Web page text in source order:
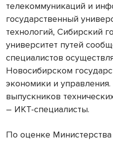
телекоммуникаций и
государственный
технологий, Сибирский
университет путей
специалистов
Новосибирском
экономики и
выпускников
– ИКТ-специалисты.
По оценке